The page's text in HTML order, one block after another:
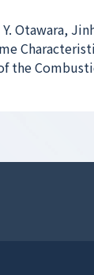
Otawara,
the